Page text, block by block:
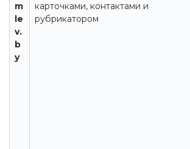
m
le
v.
b
y
карточками, контактами и
рубрикатором